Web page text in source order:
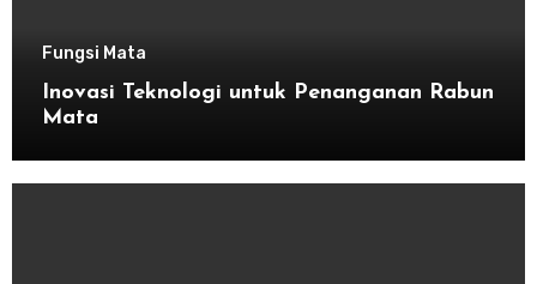
Fungsi Mata
Inovasi Teknologi untuk Penanganan Rabun
Mata